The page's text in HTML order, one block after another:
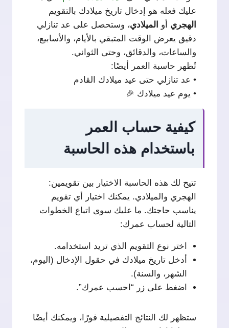
عليك فعله هو إدخال تاريخ ميلادك بالتقويم
الهجري أو الميلادي، وستحصل على عد تنازلي
دقيق يعرض الوقت المتبقي بالأيام، والأسابيع،
والساعات، والدقائق، وحتى الثواني.
تُظهر حاسبة العمر أيضًا:
• عد تنازلي حتى عيد ميلادك القادم
• يوم عيد ميلادك 🎉
كيفية حساب العمر
باستخدام هذه الحاسبة
تتيح لك هذه الحاسبة الاختيار بين تقويمين:
الهجري والميلادي. يمكنك اختيار أي تقويم
يناسب حاجتك. ما عليك سوى اتباع الخطوات
التالية لحساب عمرك:
اختر نوع التقويم الذي تريد استخدامه.
أدخل تاريخ ميلادك في حقول الإدخال (اليوم،
الشهر، والسنة).
اضغط على زر “احسب عمرك”.
ستظهر لك النتائج التفصيلية فورًا، ويمكنك أيضًا